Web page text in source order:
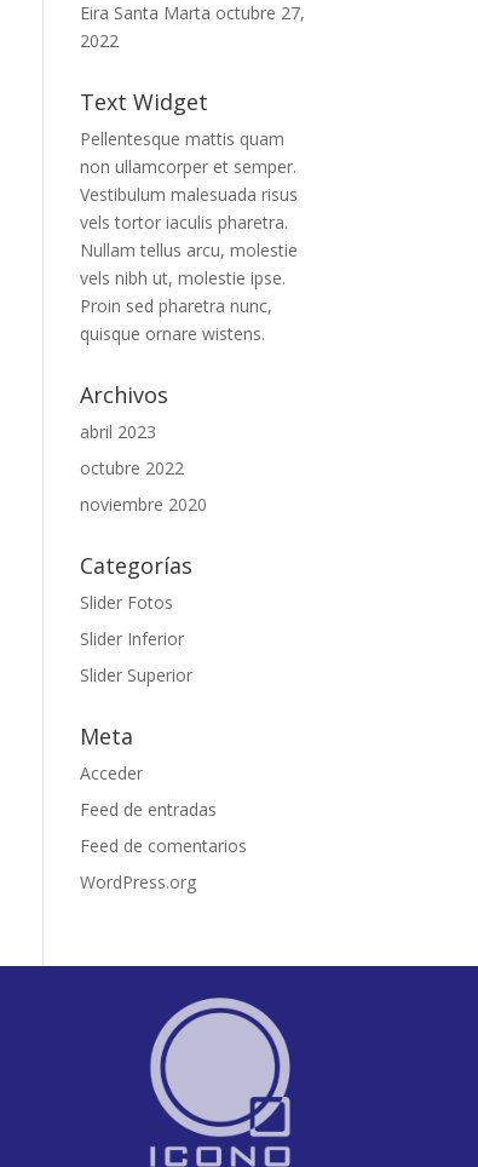
Eira Santa Marta octubre 27,
2022
Text Widget
Pellentesque mattis quam
non ullamcorper et semper.
Vestibulum malesuada risus
vels tortor iaculis pharetra.
Nullam tellus arcu, molestie
vels nibh ut, molestie ipse.
Proin sed pharetra nunc,
quisque ornare wistens.
Archivos
abril 2023
octubre 2022
noviembre 2020
Categorías
Slider Fotos
Slider Inferior
Slider Superior
Meta
Acceder
Feed de entradas
Feed de comentarios
WordPress.org